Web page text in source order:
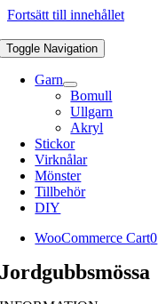
Fortsätt till innehållet
Toggle Navigation
Garn
Bomull
Ullgarn
Akryl
Stickor
Virknålar
Mönster
Tillbehör
DIY
WooCommerce Cart0
Jordgubbsmössa